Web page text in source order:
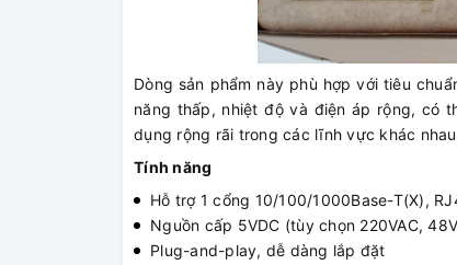
Dòng sản phẩm này phù hợp với tiêu
năng thấp, nhiệt độ và điện áp rộng, có
dụng rộng rãi trong các lĩnh vực khác
Tính năng
Hỗ trợ 1 cổng 10/100/1000Base-T(X),
Nguồn cấp 5VDC (tùy chọn 220VAC,
Plug-and-play, dễ dàng lắp đặt